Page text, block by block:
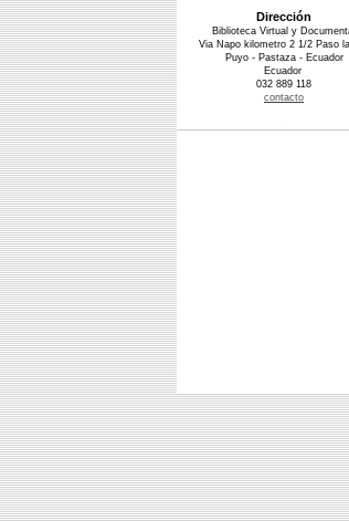
Dirección
Biblioteca Virtual y
Via Napo kilometro 2 1/2 Paso
Puyo - Pastaza - Ecuador
Ecuador
032 889 118
contacto